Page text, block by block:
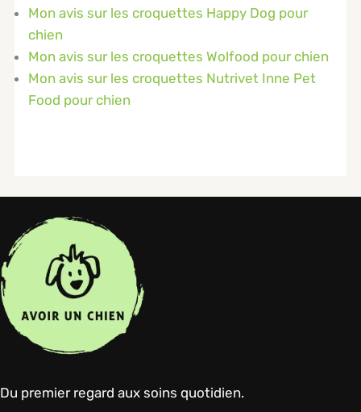
Mon avis sur les croquettes Happy Dog pour
chien
Mon avis sur les croquettes Wolfood pour chien
Mon avis sur les croquettes Nutrivet Inne Pet
Food pour chien
Du premier regard aux soins quotidien.